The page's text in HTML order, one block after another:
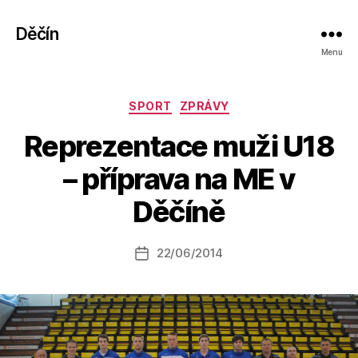
Děčín
Menu
Rubriky
SPORT ZPRÁVY
Reprezentace muži U18
– příprava na ME v
Děčíně
Autor
příspěvku
u
t
o
a
s
o
Datum
22/06/2014